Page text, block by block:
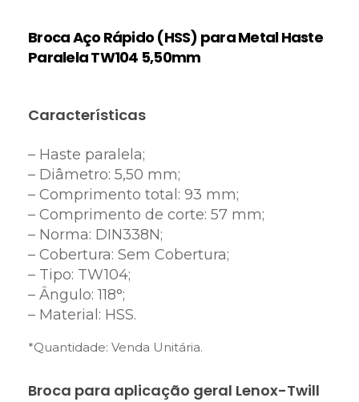
Broca Aço Rápido (HSS) para Metal Haste
Paralela TW104 5,50mm
Características
– Haste paralela;
– Diâmetro: 5,50 mm;
– Comprimento total: 93 mm;
– Comprimento de corte: 57 mm;
– Norma: DIN338N;
– Cobertura: Sem Cobertura;
– Tipo: TW104;
– Ângulo: 118°;
– Material: HSS.
*Quantidade: Venda Unitária.
Broca para aplicação geral Lenox-Twill